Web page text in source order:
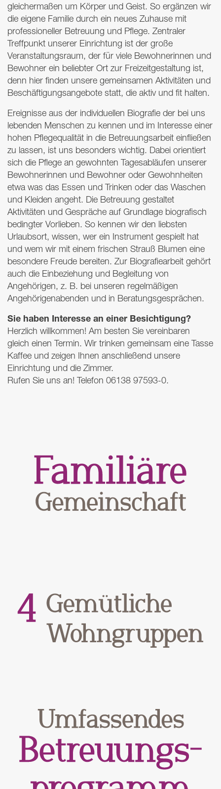
gleichermaßen um Körper und Geist. So ergänzen wir
die eigene Familie durch ein neues Zuhause mit
professioneller Betreuung und Pflege. Zentraler
Treffpunkt unserer Einrichtung ist der große
Veranstaltungsraum, der für viele Bewohnerinnen und
Bewohner ein beliebter Ort zur Freizeitgestaltung ist,
denn hier finden unsere gemeinsamen Aktivitäten und
Beschäftigungsangebote statt, die aktiv und fit halten.
Ereignisse aus der individuellen Biografie der bei uns
lebenden Menschen zu kennen und im Interesse einer
hohen Pflegequalität in die Betreuungsarbeit einfließen
zu lassen, ist uns besonders wichtig. Dabei orientiert
sich die Pflege an gewohnten Tagesabläufen unserer
Bewohnerinnen und Bewohner oder Gewohnheiten
etwa was das Essen und Trinken oder das Waschen
und Kleiden angeht. Die Betreuung gestaltet
Aktivitäten und Gespräche auf Grundlage biografisch
bedingter Vorlieben. So kennen wir den liebsten
Urlaubsort, wissen, wer ein Instrument gespielt hat
und wem wir mit einem frischen Strauß Blumen eine
besondere Freude bereiten. Zur Biografiearbeit gehört
auch die Einbeziehung und Begleitung von
Angehörigen, z. B. bei unseren regelmäßigen
Angehörigenabenden und in Beratungsgesprächen.
Sie haben Interesse an einer Besichtigung?
Herzlich willkommen! Am besten Sie vereinbaren
gleich einen Termin. Wir trinken gemeinsam eine Tasse
Kaffee und zeigen Ihnen anschließend unsere
Einrichtung und die Zimmer.
Rufen Sie uns an! Telefon 06138 97593-0.